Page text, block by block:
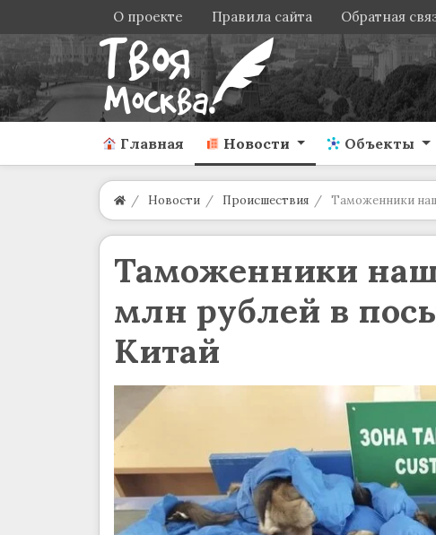
О проекте Правила сайта Обратная
Главная Новости Объекты
Новости Происшествия Таможенники
Таможенники
млн рублей в
Китай